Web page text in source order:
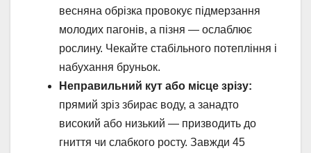
весняна обрізка провокує підмерзання
молодих пагонів, а пізня — ослаблює
рослину. Чекайте стабільного потепління і
набухання бруньок.
Неправильний кут або місце зрізу:
прямий зріз збирає воду, а занадто
високий або низький — призводить до
гниття чи слабкого росту. Завжди 45